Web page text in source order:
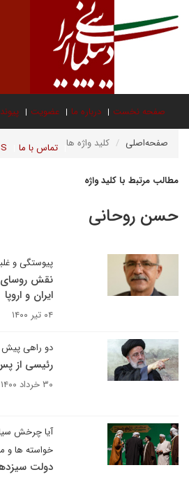
صفحه نخست درباره ما عضویت
تماس با ما صفحه‌اصلی کلید واژه ها
مطالب مرتبط با کلید واژه
حسن روحانی
پیوستگی و
نقش روسای
ایران و اروپا
۰۴ تیر ۱۴۰۰
دو راهی
رئیسی از
۳۰ خرداد ۱۴۰۰
آیا چرخش
خواسته ها و
دولت